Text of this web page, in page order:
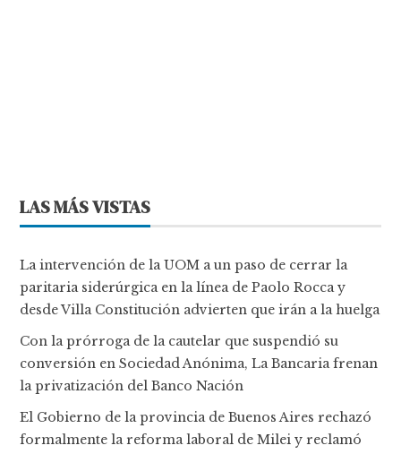
LAS MÁS VISTAS
La intervención de la UOM a un paso de cerrar la
paritaria siderúrgica en la línea de Paolo Rocca y
desde Villa Constitución advierten que irán a la huelga
Con la prórroga de la cautelar que suspendió su
conversión en Sociedad Anónima, La Bancaria frenan
la privatización del Banco Nación
El Gobierno de la provincia de Buenos Aires rechazó
formalmente la reforma laboral de Milei y reclamó